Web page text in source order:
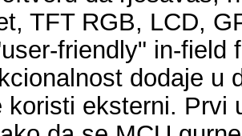
TFT RGB, LCD,
friendly" in-field
dodaje u
koristi eksterni. Prvi